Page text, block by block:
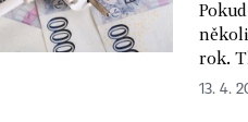
rok.
13. 4.